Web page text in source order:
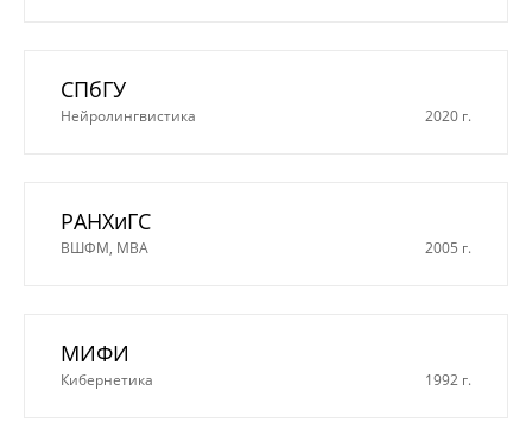
СПбГУ
Нейролингвистика 2020 г.
РАНХиГС
ВШФМ, MBA 2005 г.
МИФИ
Кибернетика 1992 г.